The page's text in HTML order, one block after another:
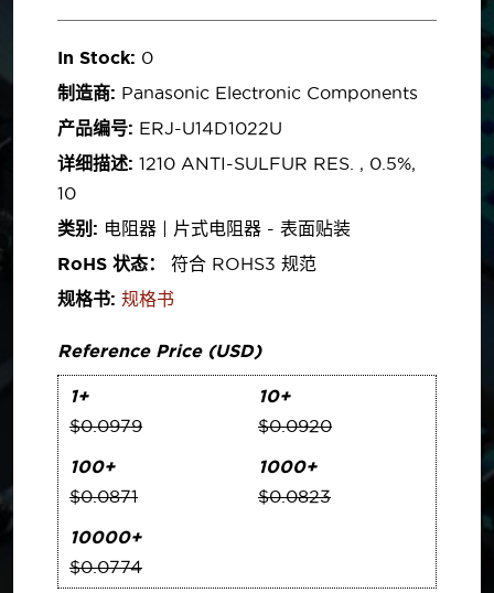
In Stock: 0
制造商: Panasonic Electronic Components
产品编号: ERJ-U14D1022U
详细描述: 1210 ANTI-SULFUR RES. , 0.5%,
10
类别: 电阻器 | 片式电阻器 - 表面贴装
RoHS 状态：
符合 ROHS3 规范
规格书: 规格书
Reference Price (USD)
1+
$0.0979
10+
$0.0920
100+
$0.0871
1000+
$0.0823
10000+
$0.0774